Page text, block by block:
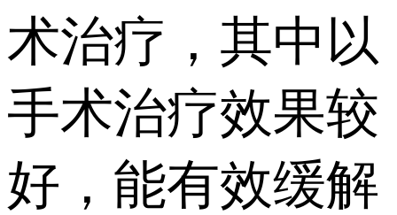
术治疗，其中以
手术治疗效果较
好，能有效缓解